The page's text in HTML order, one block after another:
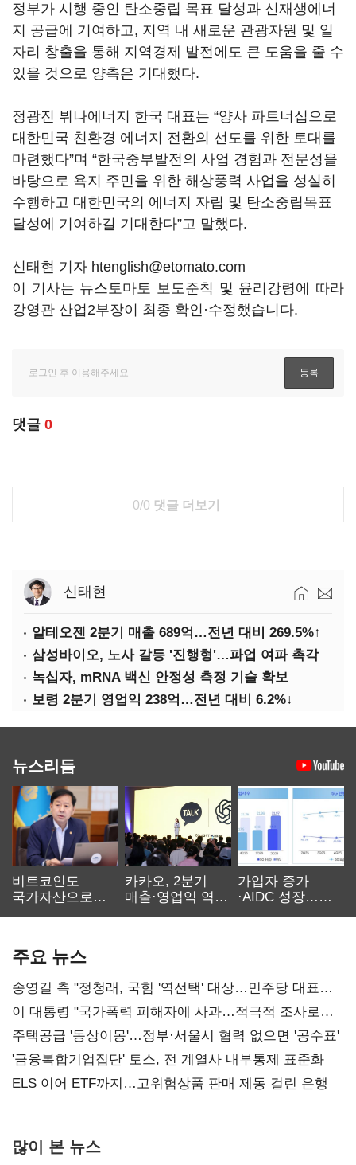
정부가 시행 중인 탄소중립 목표 달성과 신재생에너
지 공급에 기여하고, 지역 내 새로운 관광자원 및 일
자리 창출을 통해 지역경제 발전에도 큰 도움을 줄 수
있을 것으로 양측은 기대했다.
정광진 뷔나에너지 한국 대표는 “양사 파트너십으로
대한민국 친환경 에너지 전환의 선도를 위한 토대를
마련했다”며 “한국중부발전의 사업 경험과 전문성을
바탕으로 욕지 주민을 위한 해상풍력 사업을 성실히
수행하고 대한민국의 에너지 자립 및 탄소중립목표
달성에 기여하길 기대한다”고 말했다.
신태현 기자 htenglish@etomato.com
이 기사는 뉴스토마토 보도준칙 및 윤리강령에 따라
강영관 산업2부장이 최종 확인·수정했습니다.
댓글 0
0/0 댓글 더보기
신태현
알테오젠 2분기 매출 689억…전년 대비 269.5%↑
삼성바이오, 노사 갈등 '진행형'…파업 여파 촉각
녹십자, mRNA 백신 안정성 측정 기술 확보
보령 2분기 영업익 238억…전년 대비 6.2%↓
뉴스리듬
비트코인도
국가자산으로…'
카카오, 2분기
매출·영업익 역대
가입자 증가
·AIDC 성장…
주요 뉴스
송영길 측 "정청래, 국힘 '역선택' 대상…민주당 대표로
총선 지휘 못해"
이 대통령 "국가폭력 피해자에 사과…적극적 조사로
진실 밝혀야"
주택공급 '동상이몽'…정부·서울시 협력 없으면 '공수표'
'금융복합기업집단' 토스, 전 계열사 내부통제 표준화
ELS 이어 ETF까지…고위험상품 판매 제동 걸린 은행
많이 본 뉴스